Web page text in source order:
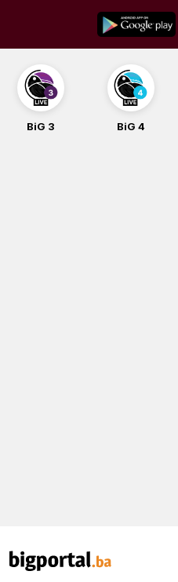
content
BiG 3 BiG 4